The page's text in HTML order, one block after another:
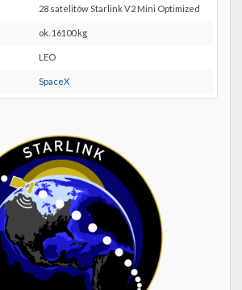
Maps
28 satelitów Starlink V2 Mini Optimized
ok. 16100 kg
LEO
SpaceX